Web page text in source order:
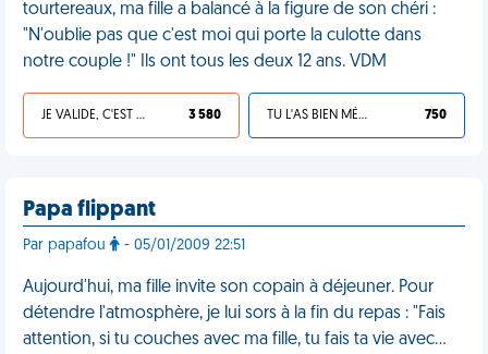
tourtereaux, ma fille a balancé à la figure de son chéri :
"N'oublie pas que c'est moi qui porte la culotte dans
notre couple !" Ils ont tous les deux 12 ans. VDM
JE VALIDE, C'EST UNE VDM 3 580 TU L'AS BIEN MÉRITÉ 750
Papa flippant
Par papafou - 05/01/2009 22:51
Aujourd'hui, ma fille invite son copain à déjeuner. Pour
détendre l'atmosphère, je lui sors à la fin du repas : "Fais
attention, si tu couches avec ma fille, tu fais ta vie avec…